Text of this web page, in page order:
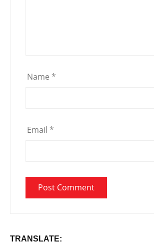
Name *
Email *
TRANSLATE: